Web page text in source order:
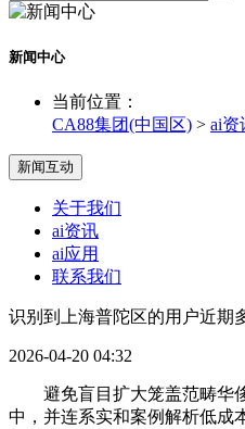
新闻中心
当前位置：
CA88集团(中国区) > ai资
新闻互动
关于我们
ai资讯
ai应用
联系我们
识别到上海普陀区的用户近期
2026-04-20 04:32
避免盲目扩大笼盖范畴华
中，并连系实和案例解析低成